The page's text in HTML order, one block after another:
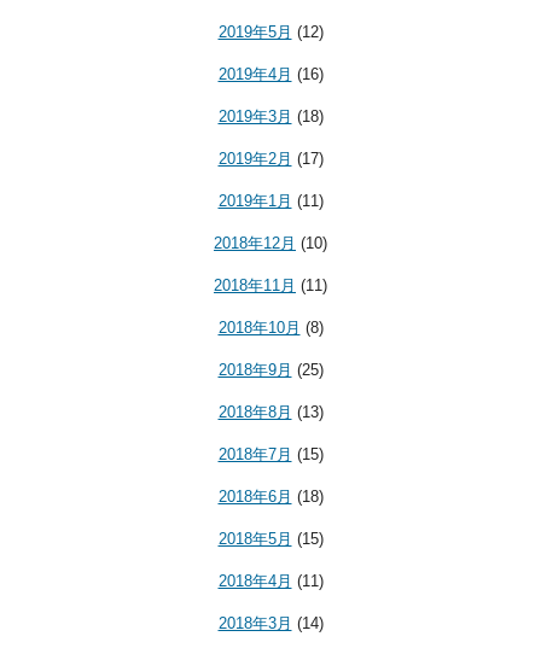
2019年5月 (12)
2019年4月 (16)
2019年3月 (18)
2019年2月 (17)
2019年1月 (11)
2018年12月 (10)
2018年11月 (11)
2018年10月 (8)
2018年9月 (25)
2018年8月 (13)
2018年7月 (15)
2018年6月 (18)
2018年5月 (15)
2018年4月 (11)
2018年3月 (14)